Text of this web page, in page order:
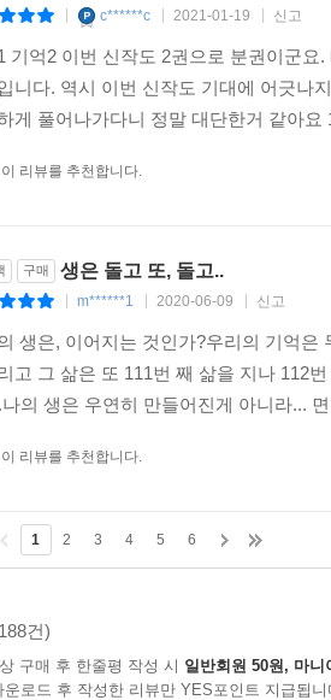
c******c 2021-01-19 신고
기억2 이번 신작도 2권으로 분권이군
니다. 역시 이번 신작도 기대에 어긋나
게 풀어나가다니 정말 대단한거 같아
리뷰를 추천합니다.
구매 생은 돌고 또, 돌고..
m******1 2020-06-09 신고
생은, 이어지는 것인가?우리의 기억
고 그 삶은 또 111번 째 삶을 지나 112
나의 생은 우연히 만들어진게 아니라...
리뷰를 추천합니다.
1 2 3 4 5 6
건)
구매 후 한줄평 작성 시 일반회원 50원, 마니
운로드 후 작성한 리뷰만 YES포인트 지급됩니